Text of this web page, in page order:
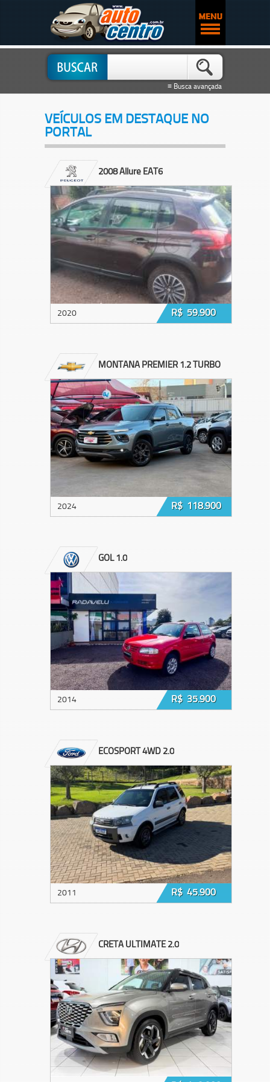
≡ Busca avançada
VEÍCULOS EM DESTAQUE NO
PORTAL
2008 Allure EAT6
2020 R$ 59.900
MONTANA PREMIER 1.2 TURBO
2024 R$ 118.900
GOL 1.0
2014 R$ 35.900
ECOSPORT 4WD 2.0
2011 R$ 45.900
CRETA ULTIMATE 2.0